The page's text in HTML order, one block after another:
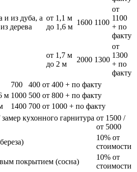
и из дуба, а
дерева
от 1,1 м
до 1,6 м
1600 1100
от
1100
+ по
факту
от 1,7 м
до 2 м
2000 1300
от
1300
+ по
факту
700 400 от 400 + по факту
м 1000 500 от 800 + по факту
1400 700 от 1000 + по факту
кухонного гарнитура от 1500 /
от 5000
10% от
стоимости
покрытием (сосна)
10% от
стоимости